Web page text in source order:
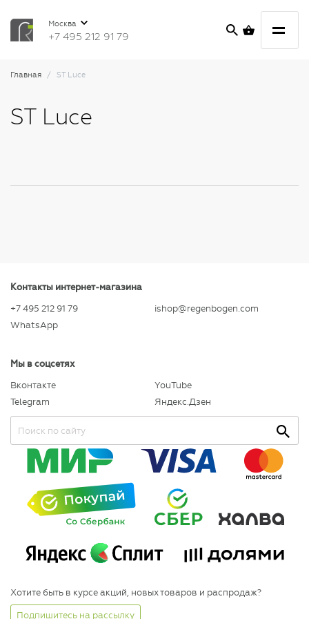
Москва
+7 495 212 91 79
Главная ST Luce
ST Luce
Контакты интернет-магазина
+7 495 212 91 79
WhatsApp
ishop@regenbogen.com
Мы в соцсетях
Вконтакте
Telegram
YouTube
Яндекс.Дзен
Хотите быть в курсе акций, новых товаров и распродаж?
Подпишитесь на рассылку